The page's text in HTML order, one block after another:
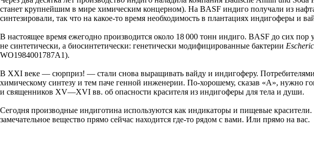
станет крупнейшим в мире химическим концерном). На BASF индиго получали из
синтезировали, так что на какое-то время необходимость в плантациях индигоферы и
В настоящее время ежегодно производится около 18 000 тонн индиго. BASF до сих
не синтетически, а биосинтетически: генетически модифицированные бактерии
WO1984001787A1).
В XXI веке — сюрприз! — стали снова выращивать вайду и индигоферу.
химическому синтезу и тем паче генной инженерии. По-хорошему, сказав «А», нужно
и священников XV—XVI вв. об опасности красителя из индигоферы для тела и души.
Сегодня производные индиготина используются как индикаторы и пищевые
замечательное вещество прямо сейчас находится где-то рядом с вами. Или прямо на вас.